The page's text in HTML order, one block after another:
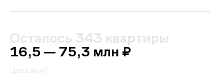
Осталось 343 квартиры
16,5 — 75,3 млн ₽
Цена за м²